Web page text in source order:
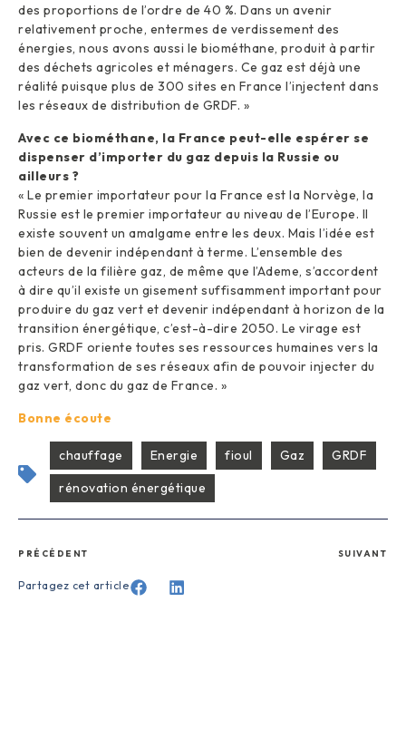
des proportions de l’ordre de 40 %. Dans un avenir
relativement proche, entermes de verdissement des
énergies, nous avons aussi le biométhane, produit à partir
des déchets agricoles et ménagers. Ce gaz est déjà une
réalité puisque plus de 300 sites en France l’injectent dans
les réseaux de distribution de GRDF. »
Avec ce biométhane, la France peut-elle espérer se
dispenser d’importer du gaz depuis la Russie ou
ailleurs ?
« Le premier importateur pour la France est la Norvège, la
Russie est le premier importateur au niveau de l’Europe. Il
existe souvent un amalgame entre les deux. Mais l’idée est
bien de devenir indépendant à terme. L’ensemble des
acteurs de la filière gaz, de même que l’Ademe, s’accordent
à dire qu’il existe un gisement suffisamment important pour
produire du gaz vert et devenir indépendant à horizon de la
transition énergétique, c’est-à-dire 2050. Le virage est
pris. GRDF oriente toutes ses ressources humaines vers la
transformation de ses réseaux afin de pouvoir injecter du
gaz vert, donc du gaz de France. »
Bonne écoute
chauffage Energie fioul Gaz
GRDF
rénovation énergétique
PRÉCÉDENT SUIVANT
Partagez cet article